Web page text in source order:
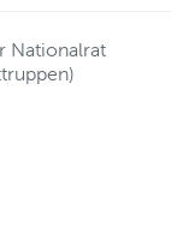
Nationalrat